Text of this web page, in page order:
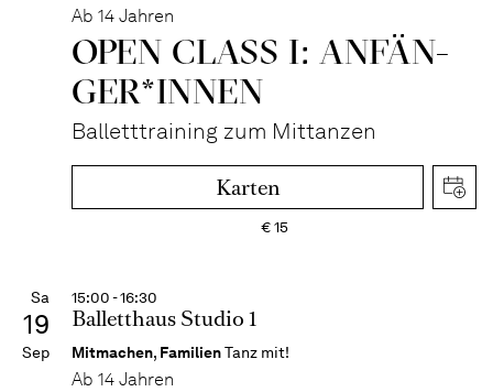
Ab 14 Jahren
OPEN CLASS I: ANFÄN­
GER*IN­NEN
Balletttraining zum Mittanzen
Karten
€15
Sa
19
Sep
15:00 - 16:30
Balletthaus Studio 1
Mitmachen, FamilienTanz mit!
Ab 14 Jahren